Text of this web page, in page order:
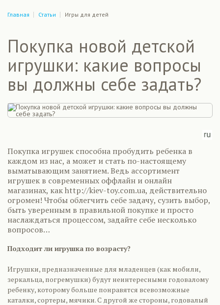
Главная Статьи Игры для детей
Покупка новой детской
игрушки: какие вопросы
вы должны себе задать?
Покупка игрушек способна пробудить ребенка в
каждом из нас, а может и стать по-настоящему
выматывающим занятием. Ведь ассортимент
игрушек в современных оффлайн и онлайн
магазинах, как http://kiev-toy.com.ua, действительно
огромен! Чтобы облегчить себе задачу, сузить выбор,
быть уверенным в правильной покупке и просто
наслаждаться процессом, задайте себе несколько
вопросов…
Подходит ли игрушка по возрасту?
Игрушки, предназначенные для младенцев (как мобили,
зеркальца, погремушки) будут неинтересными годовалому
ребенку, которому больше понравятся всевозможные
каталки, сортеры, мячики. С другой же стороны, годовалый